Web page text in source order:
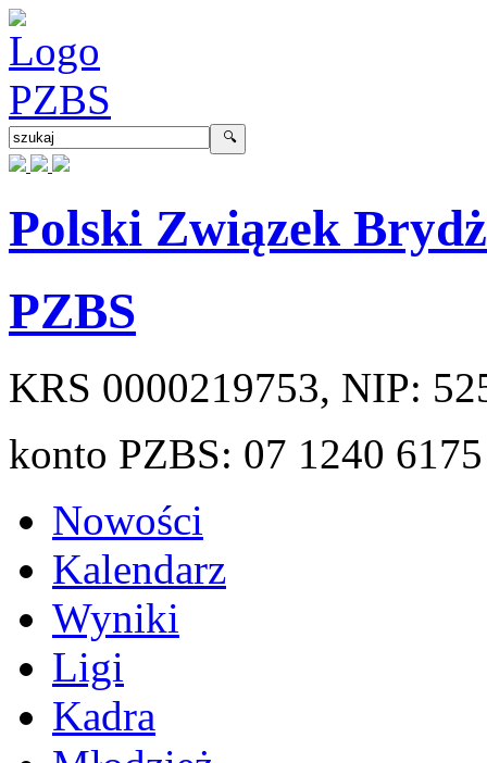
Polski Związek
PZBS
KRS 0000219753, NIP:
konto PZBS: 07 1240
Nowości
Kalendarz
Wyniki
Ligi
Kadra